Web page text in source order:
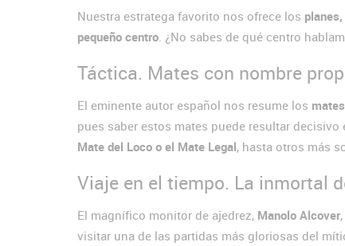
Nuestra estratega favorito nos ofrece los
pequeño centro. ¿No sabes de qué centro
Táctica. Mates con nombre
El eminente autor español nos resume los
pues saber estos mates puede resultar
Mate del Loco o el Mate Legal, hasta otros más
Viaje en el tiempo. La inmortal
El magnífico monitor de ajedrez, Manolo Alcover
visitar una de las partidas más gloriosas del